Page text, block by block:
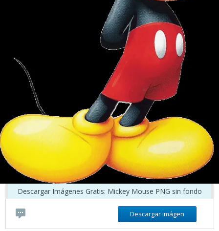
Descargar Imágenes Gratis: Mickey Mouse PNG sin fondo
Descargar imágen